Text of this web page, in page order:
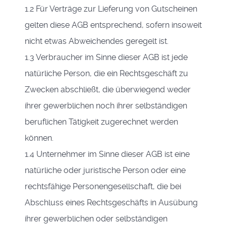
1.2 Für Verträge zur Lieferung von Gutscheinen
gelten diese AGB entsprechend, sofern insoweit
nicht etwas Abweichendes geregelt ist.
1.3 Verbraucher im Sinne dieser AGB ist jede
natürliche Person, die ein Rechtsgeschäft zu
Zwecken abschließt, die überwiegend weder
ihrer gewerblichen noch ihrer selbständigen
beruflichen Tätigkeit zugerechnet werden
können.
1.4 Unternehmer im Sinne dieser AGB ist eine
natürliche oder juristische Person oder eine
rechtsfähige Personengesellschaft, die bei
Abschluss eines Rechtsgeschäfts in Ausübung
ihrer gewerblichen oder selbständigen